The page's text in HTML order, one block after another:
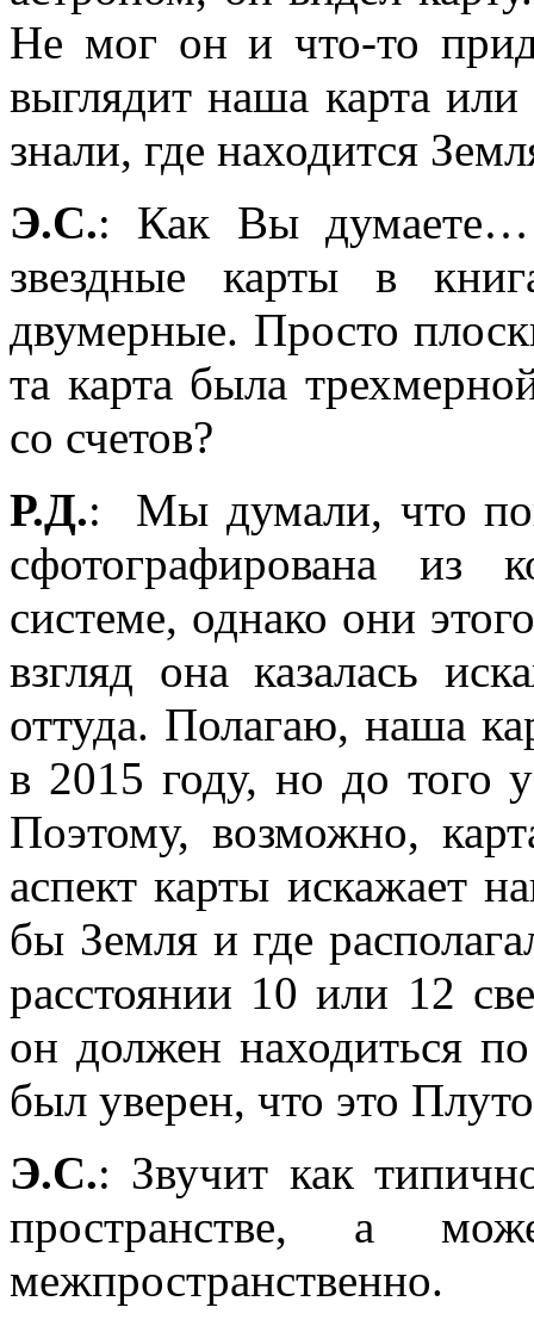
Не мог он и что-то
выглядит наша карта
знали, где находится
Э.С.: Как Вы
звездные карты в
двумерные. Просто
та карта была
со счетов?
Р.Д.:
Мы думали, что
сфотографирована из
системе, однако они
взгляд она казалась
оттуда. Полагаю, наша
в 2015 году, но до того
Поэтому, возможно,
аспект карты искажает
бы Земля и где
расстоянии 10 или 12
он должен находиться
был уверен, что это
Э.С.: Звучит как
пространстве, а
межпространственно.